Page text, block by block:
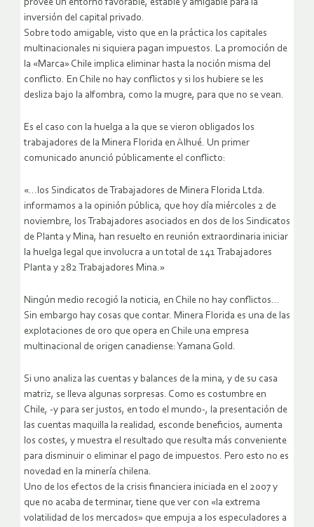
provee un entorno favorable, estable y amigable para la
inversión del capital privado.
Sobre todo amigable, visto que en la práctica los capitales
multinacionales ni siquiera pagan impuestos. La promoción de
la «Marca» Chile implica eliminar hasta la noción misma del
conflicto. En Chile no hay conflictos y si los hubiere se les
desliza bajo la alfombra, como la mugre, para que no se vean.
Es el caso con la huelga a la que se vieron obligados los
trabajadores de la Minera Florida en Alhué. Un primer
comunicado anunció públicamente el conflicto:
«…los Sindicatos de Trabajadores de Minera Florida Ltda.
informamos a la opinión pública, que hoy día miércoles 2 de
noviembre, los Trabajadores asociados en dos de los Sindicatos
de Planta y Mina, han resuelto en reunión extraordinaria iniciar
la huelga legal que involucra a un total de 141 Trabajadores
Planta y 282 Trabajadores Mina.»
Ningún medio recogió la noticia, en Chile no hay conflictos…
Sin embargo hay cosas que contar. Minera Florida es una de las
explotaciones de oro que opera en Chile una empresa
multinacional de origen canadiense: Yamana Gold.
Si uno analiza las cuentas y balances de la mina, y de su casa
matriz, se lleva algunas sorpresas. Como es costumbre en
Chile, -y para ser justos, en todo el mundo-, la presentación de
las cuentas maquilla la realidad, esconde beneficios, aumenta
los costes, y muestra el resultado que resulta más conveniente
para disminuir o eliminar el pago de impuestos. Pero esto no es
novedad en la minería chilena.
Uno de los efectos de la crisis financiera iniciada en el 2007 y
que no acaba de terminar, tiene que ver con «la extrema
volatilidad de los mercados» que empuja a los especuladores a